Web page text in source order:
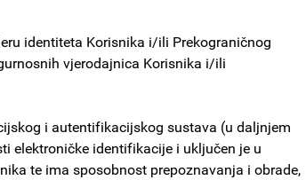
identiteta Korisnika i/ili Prekograničnog
vjerodajnica Korisnika i/ili
i autentifikacijskog sustava (u daljnjem
elektroničke identifikacije i uključen je u
te ima sposobnost prepoznavanja i obrade,